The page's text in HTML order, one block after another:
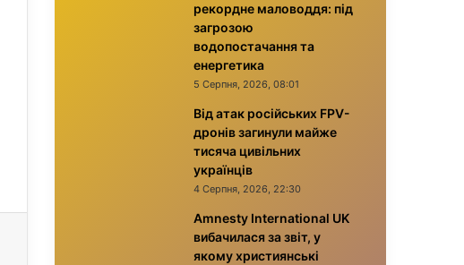
рекордне маловоддя: під
загрозою
водопостачання та
енергетика
5 Серпня, 2026, 08:01
Від атак російських FPV-
дронів загинули майже
тисяча цивільних
українців
4 Серпня, 2026, 22:30
Amnesty International UK
вибачилася за звіт, у
якому християнські